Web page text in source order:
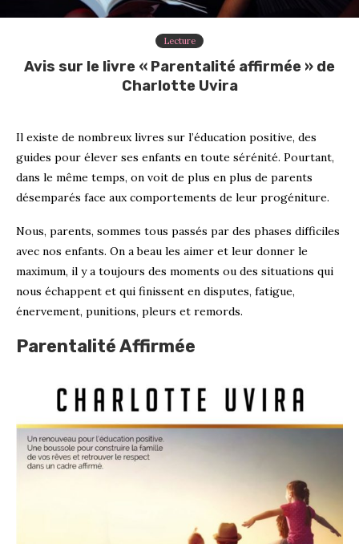
Lecture
Avis sur le livre « Parentalité affirmée » de
Charlotte Uvira
Il existe de nombreux livres sur l’éducation positive, des
guides pour élever ses enfants en toute sérénité. Pourtant,
dans le même temps, on voit de plus en plus de parents
désemparés face aux comportements de leur progéniture.
Nous, parents, sommes tous passés par des phases difficiles
avec nos enfants. On a beau les aimer et leur donner le
maximum, il y a toujours des moments ou des situations qui
nous échappent et qui finissent en disputes, fatigue,
énervement, punitions, pleurs et remords.
Parentalité Affirmée